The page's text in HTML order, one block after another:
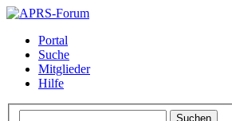
Portal
Suche
Mitglieder
Hilfe